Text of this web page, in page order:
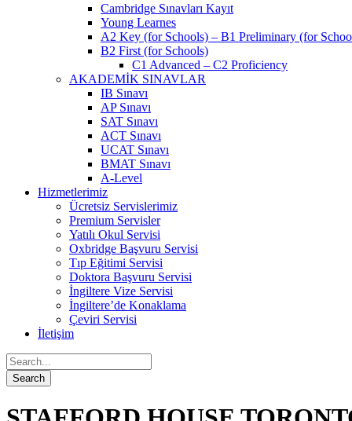
Cambridge Sınavları Kayıt
Young Learnes
A2 Key (for Schools) – B1 Preliminary (for
B2 First (for Schools)
C1 Advanced – C2 Proficiency
AKADEMİK SINAVLAR
IB Sınavı
AP Sınavı
SAT Sınavı
ACT Sınavı
UCAT Sınavı
BMAT Sınavı
A-Level
Hizmetlerimiz
Ücretsiz Servislerimiz
Premium Servisler
Yatılı Okul Servisi
Oxbridge Başvuru Servisi
Tıp Eğitimi Servisi
Doktora Başvuru Servisi
İngiltere Vize Servisi
İngiltere’de Konaklama
Çeviri Servisi
İletişim